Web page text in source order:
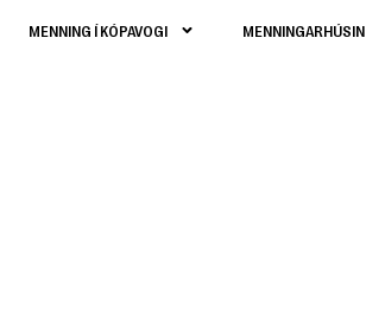
MENNING Í KÓPAVOGI MENNINGARHÚSIN